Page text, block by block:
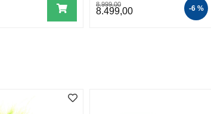
8.999,00
8.499,00 -6 %